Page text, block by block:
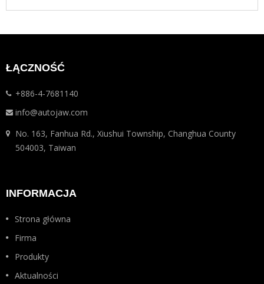
ŁĄCZNOŚĆ
+886-4-7681140
info@autojaw.com
No. 163, Fanhua Rd., Xiushui Township, Changhua County
504003, Taiwan
INFORMACJA
Strona główna
Firma
Produkty
Aktualności